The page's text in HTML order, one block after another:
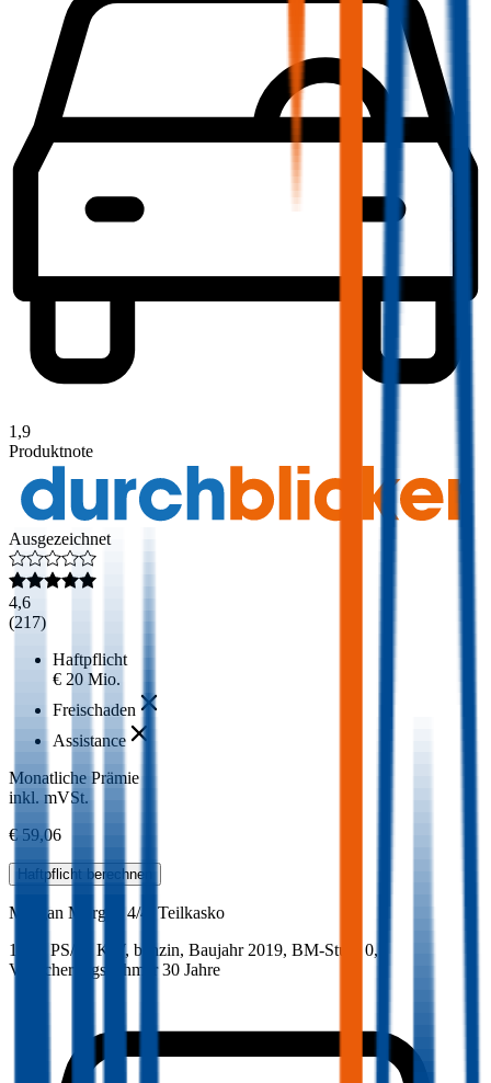
1,9
Produktnote
Ausgezeichnet
4,6
(217)
Haftpflicht
€ 20 Mio.
Freischaden
Assistance
Monatliche Prämie
inkl. mVSt.
€ 59,06
Haftpflicht berechnen
Morgan Morgan 4/4, Teilkasko
111.4 PS/82 KW, benzin, Baujahr 2019, BM-Stufe 0,
Versicherungsnehmer 30 Jahre